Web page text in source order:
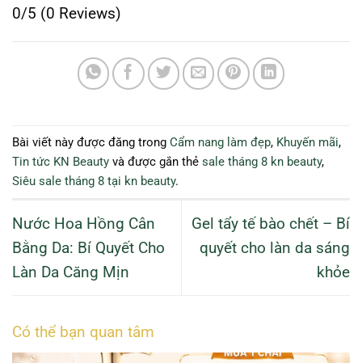
0/5 (0 Reviews)
Bài viết này được đăng trong Cẩm nang làm đẹp, Khuyến mãi,
Tin tức KN Beauty và được gắn thẻ sale tháng 8 kn beauty,
Siêu sale tháng 8 tại kn beauty.
Nước Hoa Hồng Cân
Bằng Da: Bí Quyết Cho
Làn Da Căng Mịn
Gel tẩy tế bào chết – Bí
quyết cho làn da sáng
khỏe
Có thể bạn quan tâm